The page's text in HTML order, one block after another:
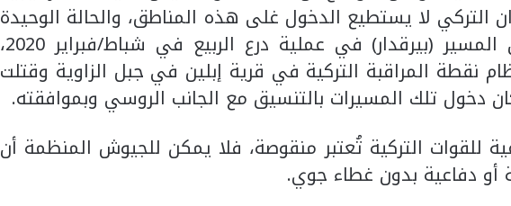
التركي لا يستطيع الدخول غلى هذه المناطق، والحالة الوحيدة
التي دخل فيها الطيران المسير (بيرقدار) في عملية درع الربيع في شباط/فبراير 2020،
نقطة المراقبة التركية في قرية إبلين في جبل الزاوية وقتلت
للقوات التركية تُعتبر منقوصة، فلا يمكن للجيوش المنظمة أن
أو دفاعية بدون غطاء جوي.